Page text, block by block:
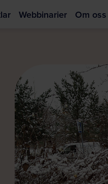
Webbinarier Om oss